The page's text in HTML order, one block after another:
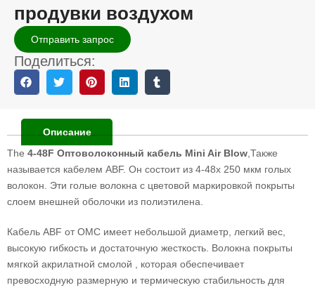
продувки воздухом
Отправить запрос
Поделиться:
Описание
The 4-48F Оптоволоконный кабель Mini Air Blow,Также
называется кабелем ABF. Он состоит из 4-48x 250 мкм голых
волокон. Эти голые волокна с цветовой маркировкой покрыты
слоем внешней оболочки из полиэтилена.
Кабель ABF от OMC имеет небольшой диаметр, легкий вес,
высокую гибкость и достаточную жесткость. Волокна покрыты
мягкой акрилатной смолой , которая обеспечивает
превосходную размерную и термическую стабильность для